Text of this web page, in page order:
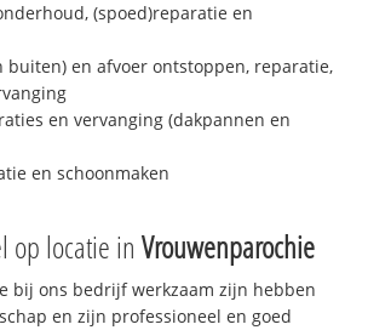
(spoed)reparatie en
buiten) en afvoer ontstoppen, reparatie,
en vervanging (dakpannen en
en schoonmaken
op locatie inVrouwenparochie
bij ons bedrijf werkzaam zijn hebben
en zijn professioneel en goed